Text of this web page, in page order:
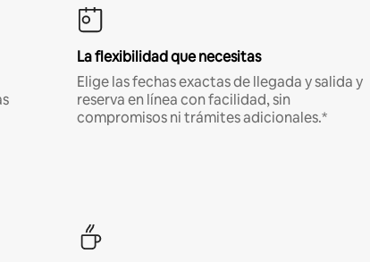
La flexibilidad que necesitas
Elige las fechas exactas de llegada y salida y
reserva en línea con facilidad, sin
compromisos ni trámites adicionales.*